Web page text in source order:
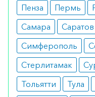
Пенза
Пермь
Самара
Саратов
Симферополь
Стерлитамак
Тольятти
Тула